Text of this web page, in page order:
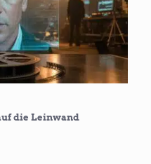
die Leinwand